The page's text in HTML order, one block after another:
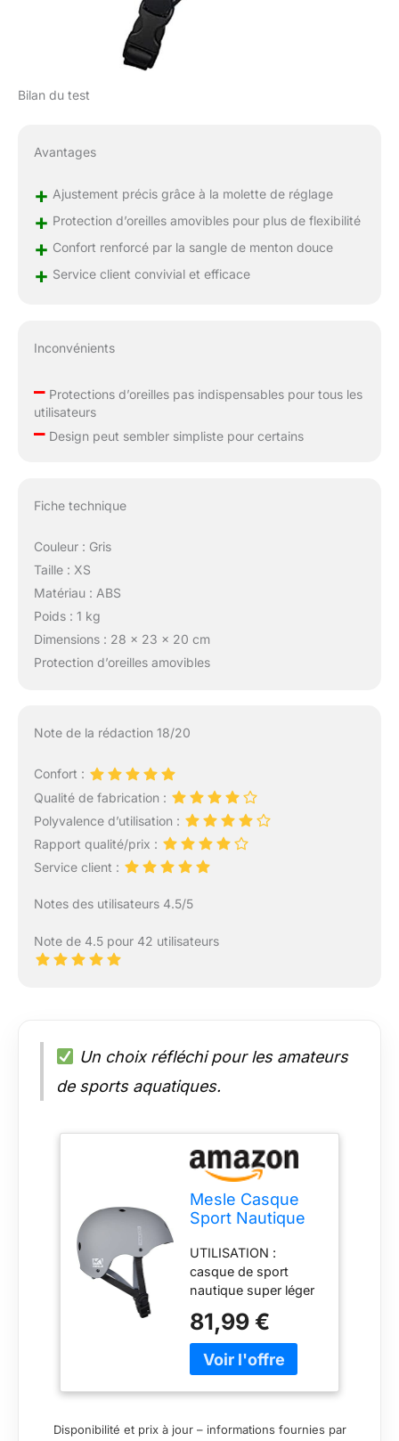
Bilan du test
Avantages
+ Ajustement précis grâce à la molette de réglage
+ Protection d’oreilles amovibles pour plus de flexibilité
+ Confort renforcé par la sangle de menton douce
+ Service client convivial et efficace
Inconvénients
–Protections d’oreilles pas indispensables pour tous les
utilisateurs
–Design peut sembler simpliste pour certains
Fiche technique
Couleur : Gris
Taille : XS
Matériau : ABS
Poids : 1 kg
Dimensions : 28 x 23 x 20 cm
Protection d’oreilles amovibles
Note de la rédaction 18/20
Confort :
Qualité de fabrication :
Polyvalence d’utilisation :
Rapport qualité/prix :
Service client :
Notes des utilisateurs 4.5/5
Note de 4.5 pour 42 utilisateurs
Un choix réfléchi pour les amateurs
de sports aquatiques.
Mesle Casque
Sport Nautique
Protections
d'oreilles
Amovibles,
Léger, Hommes
& Femmes,
Casque
Wakeboard, Kite,
Kayak, Surf,
Surf CE en 1393
UTILISATION :
casque de sport
nautique super léger
comme casque de
wakeboard, casque
surf, casque kayak,
81,99 €
Disponibilité et prix à jour – informations fournies par